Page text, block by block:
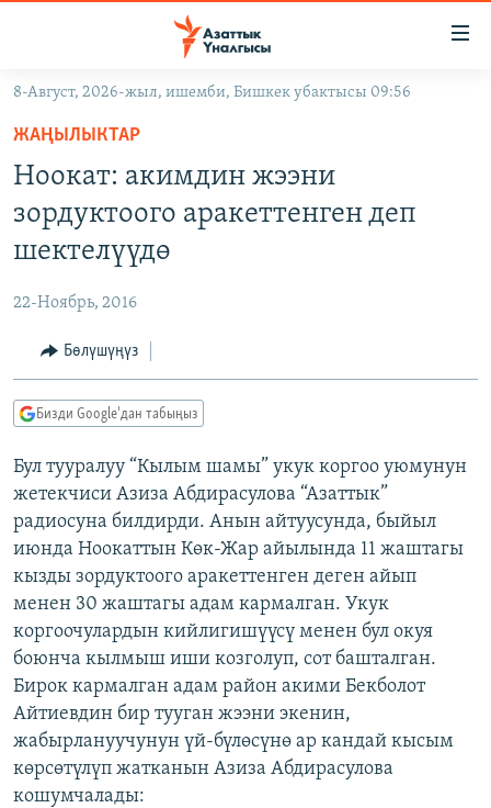
Навигацияга
өтүңүз
Издөөгө
салыңыз
МАДАНИЯТ
УКРАИНА
ТВ ПРОГРАММАЛАР
БҮГҮН АЗАТТЫКТА
ДАНИСТЕ
ЭЖЕ-СИҢДИЛЕР
АЗАТТЫК+
ЫҢГАЙСЫЗ СУРООЛОР
ПОДКАСТ
ОНЛАЙН ШЕРИНЕ
ЭЕ/АРнун бардык сайттары
8-Август, 2026-жыл, ишемби, Бишкек убактысы 09:56
ЖАҢЫЛЫКТАР
Ноокат: акимдин жээни
зордуктоого аракеттенген деп
шектелүүдө
22-Ноябрь, 2016
Бөлүшүңүз
Бизди Google'дан табыңыз
Бул тууралуу “Кылым шамы” укук коргоо уюмунун
жетекчиси Азиза Абдирасулова “Азаттык”
радиосуна билдирди. Анын айтуусунда, быйыл
июнда Ноокаттын Көк-Жар айылында 11 жаштагы
кызды зордуктоого аракеттенген деген айып
менен 30 жаштагы адам кармалган. Укук
коргоочулардын кийлигишүүсү менен бул окуя
боюнча кылмыш иши козголуп, сот башталган.
Бирок кармалган адам район акими Бекболот
Айтиевдин бир тууган жээни экенин,
жабырлануучунун үй-бүлөсүнө ар кандай кысым
көрсөтүлүп жатканын Азиза Абдирасулова
кошумчалады: